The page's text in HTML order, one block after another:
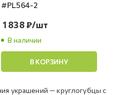
#PL564-2
В наличии
1 838₽/шт
В КОРЗИНУ
украшений — круглогубцы с